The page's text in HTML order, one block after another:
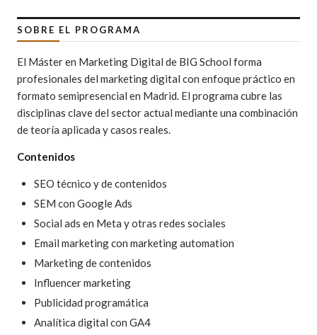
SOBRE EL PROGRAMA
El Máster en Marketing Digital de BIG School forma
profesionales del marketing digital con enfoque práctico en
formato semipresencial en Madrid. El programa cubre las
disciplinas clave del sector actual mediante una combinación
de teoría aplicada y casos reales.
Contenidos
SEO técnico y de contenidos
SEM con Google Ads
Social ads en Meta y otras redes sociales
Email marketing con marketing automation
Marketing de contenidos
Influencer marketing
Publicidad programática
Analítica digital con GA4